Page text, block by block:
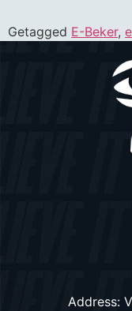
Getagged E-Beker,
Address: